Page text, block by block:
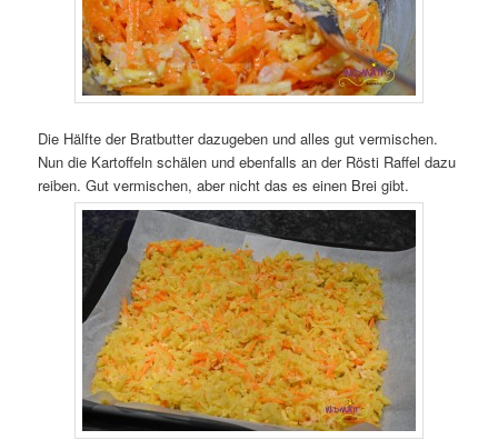
Die Hälfte der Bratbutter dazugeben und alles gut vermischen.
Nun die Kartoffeln schälen und ebenfalls an der Rösti Raffel dazu
reiben. Gut vermischen, aber nicht das es einen Brei gibt.